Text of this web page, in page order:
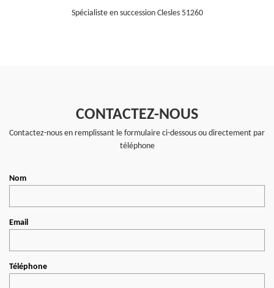
Spécialiste en succession Clesles 51260
CONTACTEZ-NOUS
Contactez-nous en remplissant le formulaire ci-dessous ou directement par
téléphone
Nom
Email
Téléphone